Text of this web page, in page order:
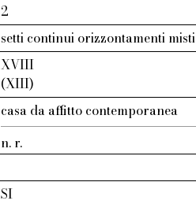
2
setti continui orizzontamenti misti
XVIII
(XIII)
casa da affitto contemporanea
n. r.
SI